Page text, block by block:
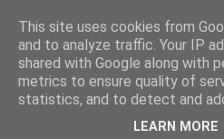
This site uses cookies from
and to analyze traffic. Your IP
shared with Google along with
metrics to ensure quality of
statistics, and to detect and
LEARN MORE